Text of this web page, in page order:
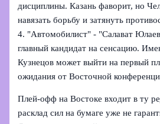
дисциплины. Казань фаворит, но
навязать борьбу и затянуть
4. "Автомобилист" - "Салават
главный кандидат на сенсацию.
Кузнецов может выйти на первый
ожидания от Восточной
Плей-офф на Востоке входит в ту
расклад сил на бумаге уже не